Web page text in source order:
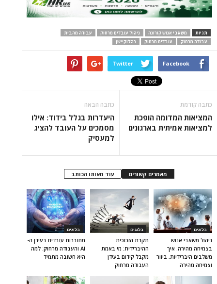
תגיות משאבי אנוש קורונה ניהול עובדים מרחוק
עבודה מהבית
עבודה מרחוק
עובדים מרחוק רהלוקיישן
Facebook
Twitter
כתבה קודמת
המציאות המדומה הופכת
למציאות אמיתית בארגונים
כתבה הבאה
היעדרות בגלל בידוד: אילו
מסמכים על העובד להציג
למעסיק
מאמרים קשורים עוד מאותו הכותב
בלוגים
מחוברות עובדים בעידן ה-
AI והעבודה מרחוק: למה
היא חשובה מתמיד
בלוגים
תקרת הזכוכית
ההיברידית: מי באמת
מקבל קידום בעידן
העבודה מרחוק
בלוגים
ניהול משאבי אנוש
בצמיחה מהירה: איך
משלבים היברידיות, ביזור
וצמיחה מהירה